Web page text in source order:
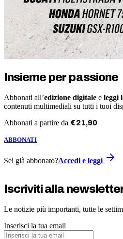
Insieme per passione
Abbonati all’edizione digitale e leggi
contenuti multimediali su tutti i tuoi
Abbonati a partire da €21,90
ABBONATI
Sei già abbonato?Accedi e leggi
Iscriviti alla
Le notizie più importanti, tutte le
Inserisci la tua email